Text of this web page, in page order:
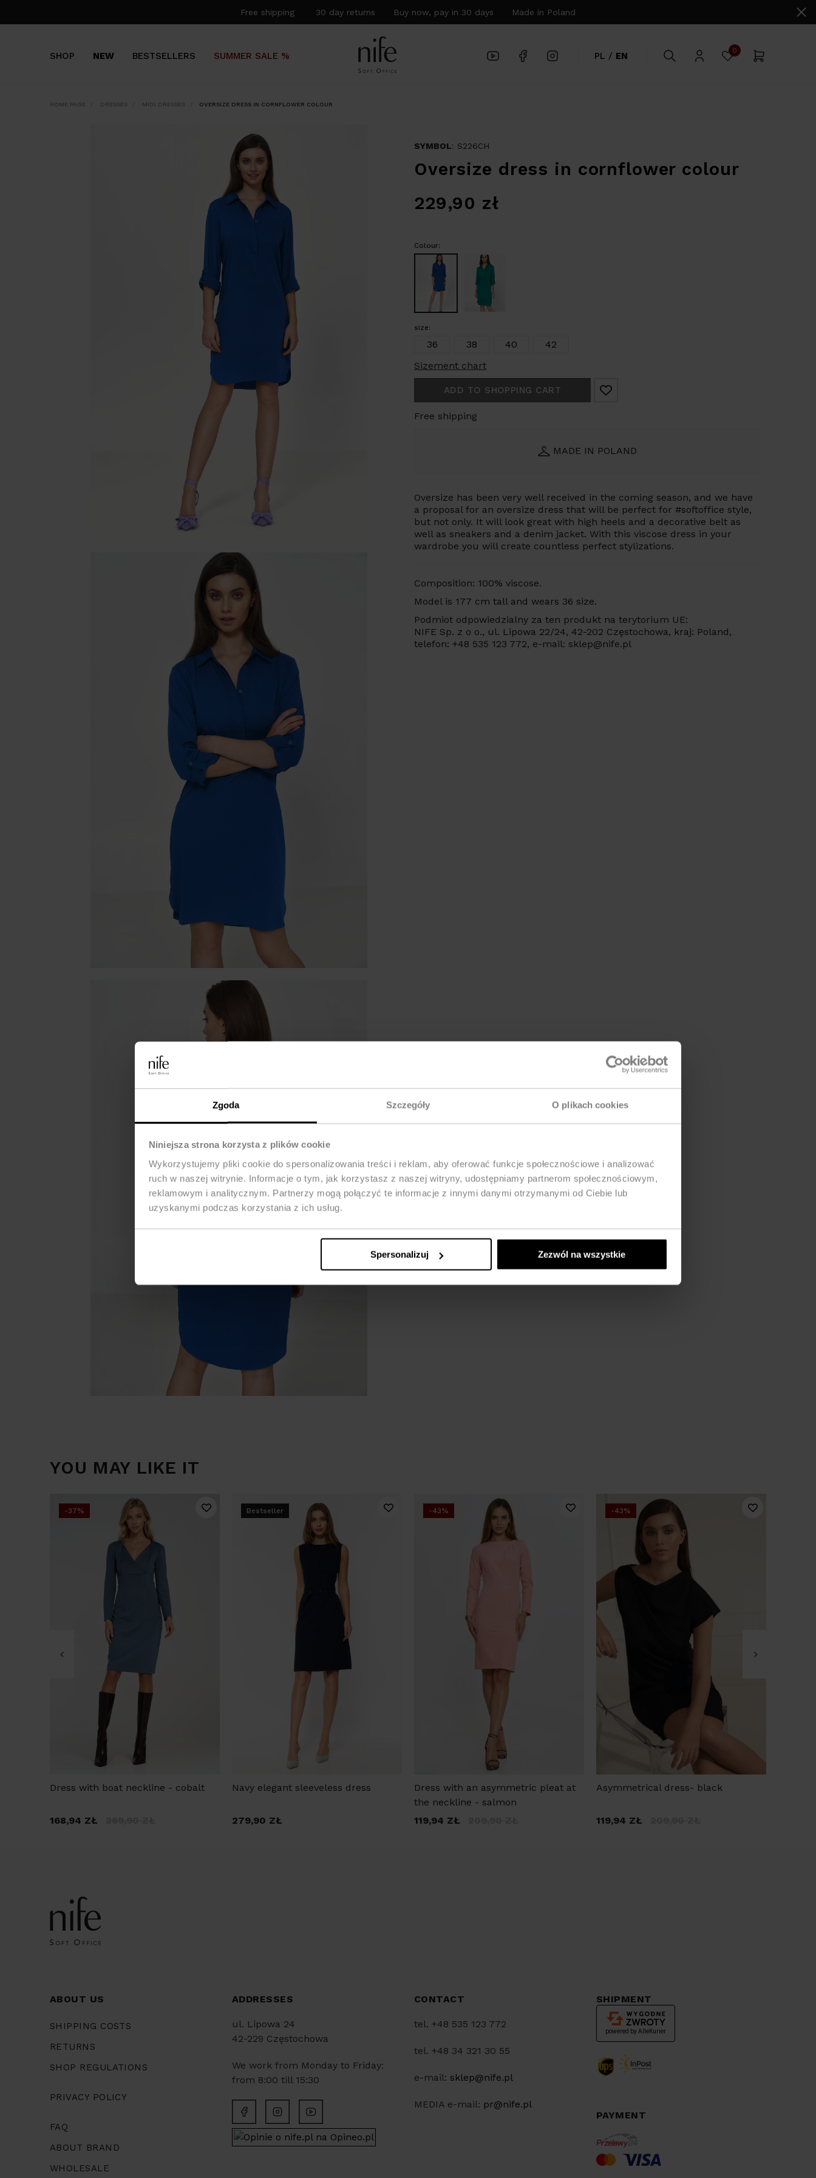
Zgoda Szczegóły O plikach cookies
Niniejsza strona korzysta z plików cookie
Wykorzystujemy pliki cookie do spersonalizowania treści i reklam, aby oferować funkcje społecznościowe i analizować
ruch w naszej witrynie. Informacje o tym, jak korzystasz z naszej witryny, udostępniamy partnerom społecznościowym,
reklamowym i analitycznym. Partnerzy mogą połączyć te informacje z innymi danymi otrzymanymi od Ciebie lub
uzyskanymi podczas korzystania z ich usług.
Spersonalizuj Zezwól na wszystkie
Free shipping 30 day returns Buy now, pay in 30 days Made in Poland
SHOP NEW BESTSELLERS SUMMER SALE % PL / EN 0
HOME PAGE DRESSES MIDI DRESSES OVERSIZE DRESS IN CORNFLOWER COLOUR
SYMBOL: S226CH
Oversize dress in cornflower colour
229,90 zł
Colour:
size:
36 38 40
42
Sizement chart
ADD TO SHOPPING CART
Free shipping
MADE IN POLAND
Oversize has been very well received in the coming season, and we have
a proposal for an oversize dress that will be perfect for #softoffice style,
but not only. It will look great with high heels and a decorative belt as
well as sneakers and a denim jacket. With this viscose dress in your
wardrobe you will create countless perfect stylizations.
Composition: 100% viscose.
Model is 177 cm tall and wears 36 size.
Podmiot odpowiedzialny za ten produkt na terytorium UE:
NIFE Sp. z o o., ul. Lipowa 22/24, 42-202 Częstochowa, kraj: Poland,
telefon: +48 535 123 772, e-mail: sklep@nife.pl
YOU MAY LIKE IT
-37%
Dress with boat neckline - cobalt
168,94 ZŁ
Bestseller
Navy elegant sleeveless dress
279,90 ZŁ
-43%
Dress with an asymmetric pleat at
the neckline - salmon
119,94 ZŁ
-43%
Asymmetrical dress- black
119,94 ZŁ
ABOUT US
SHIPPING COSTS
RETURNS
SHOP REGULATIONS
PRIVACY POLICY
FAQ
ABOUT BRAND
WHOLESALE
ADDRESSES
ul. Lipowa 24
42-229 Częstochowa
We work from Monday to Friday:
from 8:00 till 15:30
CONTACT
tel. +48 535 123 772
tel. +48 34 321 30 55
e-mail: sklep@nife.pl
MEDIA e-mail: pr@nife.pl
SHIPMENT
PAYMENT